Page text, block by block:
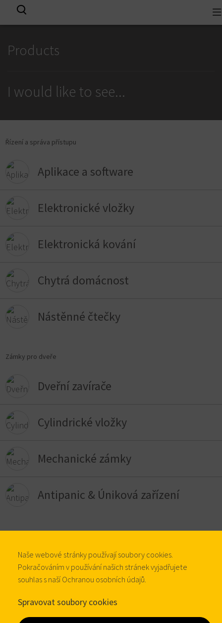
Products
I would like to see...
Řízení a správa přístupu
Aplikace a software
Elektronické vložky
Elektronická kování
Chytrá domácnost
Nástěnné čtečky
Zámky pro dveře
Dveřní zavírače
Cylindrické vložky
Mechanické zámky
Antipanic & Úniková zařízení
Ultratrack zámky
Digitální nábytkové zámky
Naše webové stránky používají soubory cookies.
Pokračováním v používání našich stránek vyjadřujete
souhlas s naší Ochranou osobních údajů.
Spravovat soubory cookies